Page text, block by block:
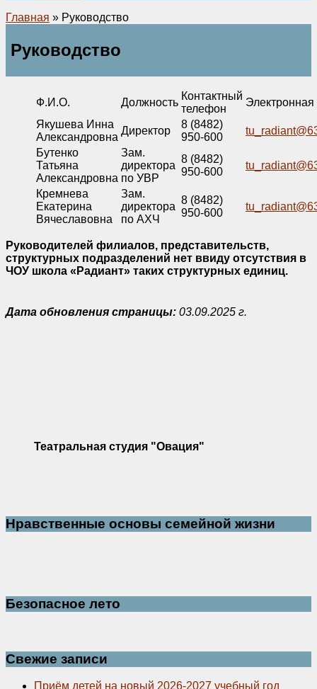
Главная » Руководство
Руководство
Ф.И.О. Должность
Контактный
телефон
Электронная
Якушева Инна
Александровна
Директор
8 (8482)
950-600
Бутенко
Татьяна
Александровна
Зам.
директора
по УВР
8 (8482)
950-600
Кремнева
Екатерина
Вячеславовна
Зам.
директора
по АХЧ
8 (8482)
950-600
Руководителей филиалов, представительств,
структурных подразделений нет ввиду отсутствия в
ЧОУ школа «Радиант» таких структурных единиц.
Дата обновления страницы: 03.09.2025 г.
Театральная студия "Овация"
Нравственные основы семейной жизни
Безопасное лето
Свежие записи
Приём детей на новый 2026-2027 учебный год